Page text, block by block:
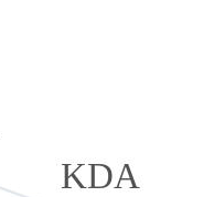
KDA